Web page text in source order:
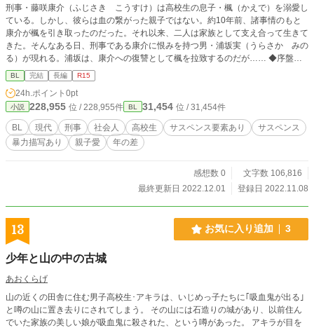
刑事・藤咲康介（ふじさき こうすけ）は高校生の息子・楓（かえで）を溺愛し
ている。しかし、彼らは血の繋がった親子ではない。約10年前、諸事情のもと
康介が楓を引き取ったのだった。それ以来、二人は家族として支え合って生きて
きた。そんなある日、刑事である康介に恨みを持つ男・浦坂実（うらさか みの
る）が現れる。浦坂は、康介への復讐として楓を拉致するのだが…… ◆序盤は
サスペンス風味が強めです ◆暴力表現があるエピソードにはタイトルの後ろに
「*」を付けてます
BL 完結 長編 R15
24h.ポイント 0pt
小説 228,955 位 / 228,955件 BL 31,454 位 / 31,454件
BL 現代 刑事 社会人 高校生 サスペンス要素あり
サスペンス
暴力描写あり
親子愛 年の差
感想数 0
文字数 106,816
最終更新日 2022.12.01
登録日 2022.11.08
13 お気に入り追加 3
少年と山の中の古城
あおくらげ
山の近くの田舎に住む男子高校生･アキラは、いじめっ子たちに｢吸血鬼が出る｣
と噂の山に置き去りにされてしまう。 その山には石造りの城があり、以前住ん
でいた家族の美しい娘が吸血鬼に殺された、という噂があった。 アキラが目を